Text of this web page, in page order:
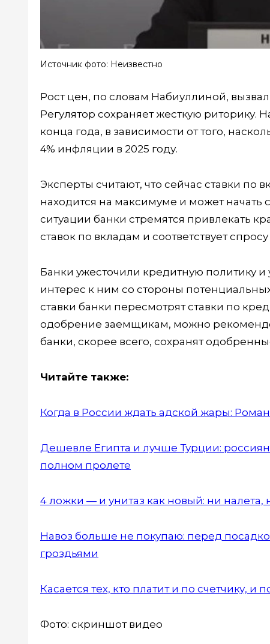
Источник фото: Неизвестно
Рост цен, по словам Набиуллиной,
Регулятор сохраняет жесткую
конца года, в зависимости от того,
4% инфляции в 2025 году.
Эксперты считают, что сейчас ставки по
находится на максимуме и может начать
ситуации банки стремятся привлекать
ставок по вкладам и соответствует
Банки ужесточили кредитную политику
интерес к ним со стороны
ставки банки пересмотрят ставки по
одобрение заемщикам, можно
банки, скорее всего, сохранят
Читайте также:
Когда в России ждать адской жары:
Дешевле Египта и лучше Турции:
полном пролете
4 ложки — и унитаз как новый: ни
Навоз больше не покупаю: перед
гроздьями
Касается тех, кто платит и по счетчику,
Фото: скриншот видео